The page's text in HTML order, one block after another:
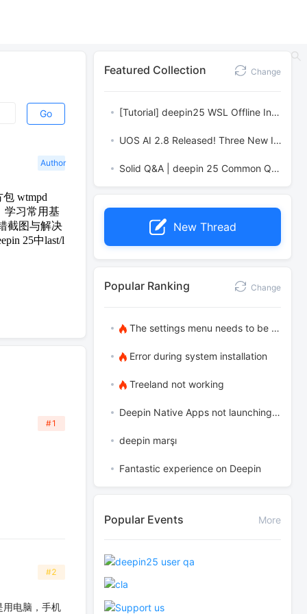
Go
Author
wtmpd
学习常用基
截图与解决
25中last/l
#1
#2
用电脑，手机
Featured Collection Change
[Tutorial] deepin25 WSL Offline Installation Guide
UOS AI 2.8 Released! Three New Intelligent Agents & Major Evolution
Solid Q&A | deepin 25 Common Questions – The Immutable System Edition
New Thread
Popular Ranking Change
The settings menu needs to be translated into Russian.
Error during system installation
Treeland not working
Deepin Native Apps not launching in the latest version
deepin marşı
Fantastic experience on Deepin
Popular Events More